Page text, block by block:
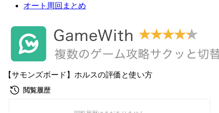
オート周回まとめ
【サモンズボード】ホルスの評価と使い方